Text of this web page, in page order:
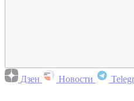
Дзен Новости